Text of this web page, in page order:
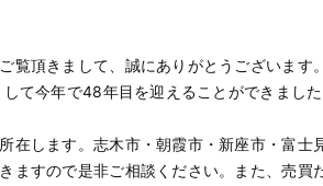
覧頂きまして、誠にありがとうございます。
て今年で48年目を迎えることができました
在します。志木市・朝霞市・新座市・富
ますので是非ご相談ください。また、売